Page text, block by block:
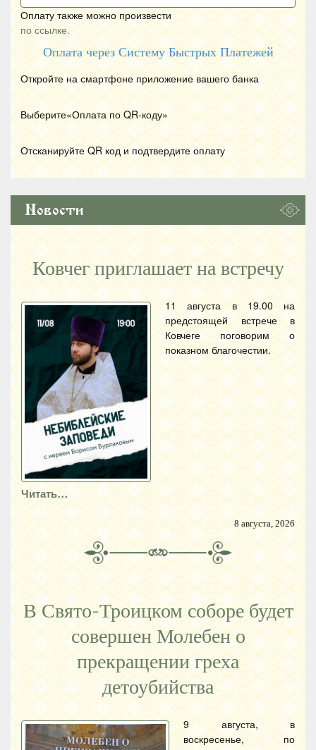
Оплату также можно произвести
по ссылке.
Оплата через Систему Быстрых Платежей
Откройте на смартфоне приложение вашего банка
Выберите«Оплата по QR-коду»
Отсканируйте QR код и подтвердите оплату
Новости
Ковчег приглашает на встречу
11 августа в 19.00 на
предстоящей встрече в
Ковчеге поговорим о
показном благочестии.
Читать…
8 августа, 2026
В Свято-Троицком соборе будет
совершен Молебен о
прекращении греха
детоубийства
9 августа, в
воскресенье, по